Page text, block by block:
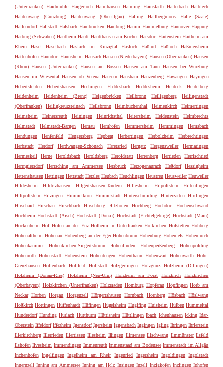
(Unterfranken) Haidmühle Haigerloch Haimhausen Haiming Hainsfarth Haiterbach Halblech
Haldenwang (Günzburg)
Haldenwang (Oberallgäu) Halfing Hallbergmoos
Halle (Saale)
Hallerndorf Hallstadt Halsbach Hambrücken Hamburg Hamm Hammelburg Hannover Happurg
Harburg (Schwaben) Hardheim Hardt Hardthausen am Kocher Harsdorf Hartenstein Hartheim am
Rhein
Hasel Haselbach Haslach im Kinzigtal Hasloch Haßfurt Haßloch
Haßmersheim
Hattenhofen Haundorf Haunsheim Hausach Hausen (Niederbayern) Hausen (Oberfranken) Hausen
(Rhön) Hausen (Unterfranken) Hausen am Bussen Hausen am Tann Hausen bei Würzburg
Hausen im Wiesental Hausen ob Verena Häusern Hausham Hauzenberg Hawangen Hayingen
Hebertsfelden
Hebertshausen Hechingen Heddesbach Heddesheim Heideck
Heidelberg
Heidenheim
Heidenheim (Brenz) Heigenbrücken Heilbronn Heiligenberg
Heiligenstadt
(Oberfranken)
Heiligkreuzsteinach Heilsbronn Heimbuchenthal Heimenkirch
Heimertingen
Heimsheim
Heinersreuth Heiningen Heinrichsthal Heitersheim Heldenstein
Helmbrechts
Helmstadt
Helmstadt-Bargen Hemau Hemhofen Hemmersheim Hemmingen
Hemsbach
Hendungen
Henfenfeld Hengersberg Hepberg Herbertingen Herbolzheim
Herbrechtingen
Herbstadt
Herdorf Herdwangen-Schönach Heretsried Hergatz Hergensweiler
Hermaringen
Hermeskeil
Herne Heroldsbach Heroldsberg Heroldstatt Herrenberg Herrieden
Herrischried
Herrngiersdorf
Herrsching am Ammersee Hersbruck Herzogenaurach Heßdorf
Hessigheim
Hettenshausen Hettingen Hettstadt Hetzles Heubach Heuchlingen Heustreu Heusweiler Heuweiler
Hildesheim
Hildrizhausen Hilgertshausen-Tandern Hillesheim Hilpoltstein
Hiltenfingen
Hiltpoltstein
Hilzingen Himmelkron Himmelstadt Hinterschmiding Hinterzarten
Hirrlingen
Hirschaid
Hirschau Hirschbach Hirschberg Hitzhofen Höchberg Hochdorf
Höchenschwand
Höchheim Höchstadt (Aisch) Höchstädt (Donau) Höchstädt (Fichtelgebirge) Hochstadt (Main)
Hockenheim Hof Höfen an der Enz Hofheim in Unterfranken Hofkirchen Hofstetten Hohberg
Hohenaltheim Hohenau Hohenberg an der Eger Hohenbrunn Hohenburg Hohenfels Hohenfurch
Hohenkammer
Höhenkirchen-Siegertsbrunn Hohenlinden Hohenpeißenberg
Hohenpolding
Hohenroth Hohenstadt Hohenstein Hohentengen Hohenthann Hohenwart Hohenwarth Höhr-
Grenzhausen
Hollenbach Hollfeld Hollstadt Holzgerlingen Holzgünz
Holzheim (Dillingen)
Holzheim (Donau-Ries)
Holzheim (Neu-Ulm) Holzheim am Forst Holzkirch
Holzkirchen
(Oberbayern) Holzkirchen (Unterfranken) Holzmaden Homburg Hopferau Höpfingen Horb am
Neckar Horben Horgau Horgenzell Hörgertshausen Hornbach Hornberg Hösbach Höslwang
Hoßkirch Höttingen Hüffenhardt Hüfingen Hügelsheim Huglfing Huisheim Hülben Hummeltal
Hunderdorf Hunding Hurlach Hutthurm Hüttisheim Hüttlingen Ibach Ichenhausen Icking Idar-
Oberstein Iffeldorf Iffezheim Igensdorf Igersheim Iggensbach Iggingen Igling Ihringen Ihrlerstein
Illerkirchberg Illerrieden Illertissen Illesheim Illingen Illmensee Illschwang Ilmmünster Ilsfeld
Ilshofen Ilvesheim Immendingen Immenreuth Immenstaad am Bodensee Immenstadt im Allgäu
Inchenhofen Ingelfingen Ingelheim am Rhein Ingenried Ingersheim Ingoldingen Ingolstadt
Innernzell Inning am Ammersee Inning am Holz Insingen Inzell Inzigkofen Inzlingen Iphofen